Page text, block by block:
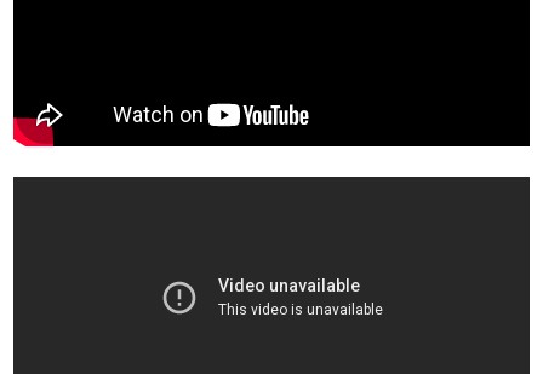
KÁBELVEZETŐ GUMI - HATÁROLÓK
SIMÍTÓZÁRAS TASAK
ETETŐTÁL-TIPLI-GRANULÁTUM